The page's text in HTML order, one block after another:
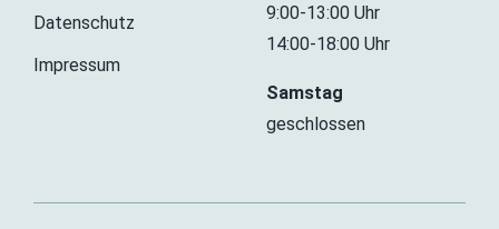
Datenschutz
Impressum
9:00-13:00 Uhr
14:00-18:00 Uhr
Samstag
geschlossen